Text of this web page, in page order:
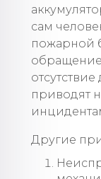
сам
пожарной
приводят
Другие